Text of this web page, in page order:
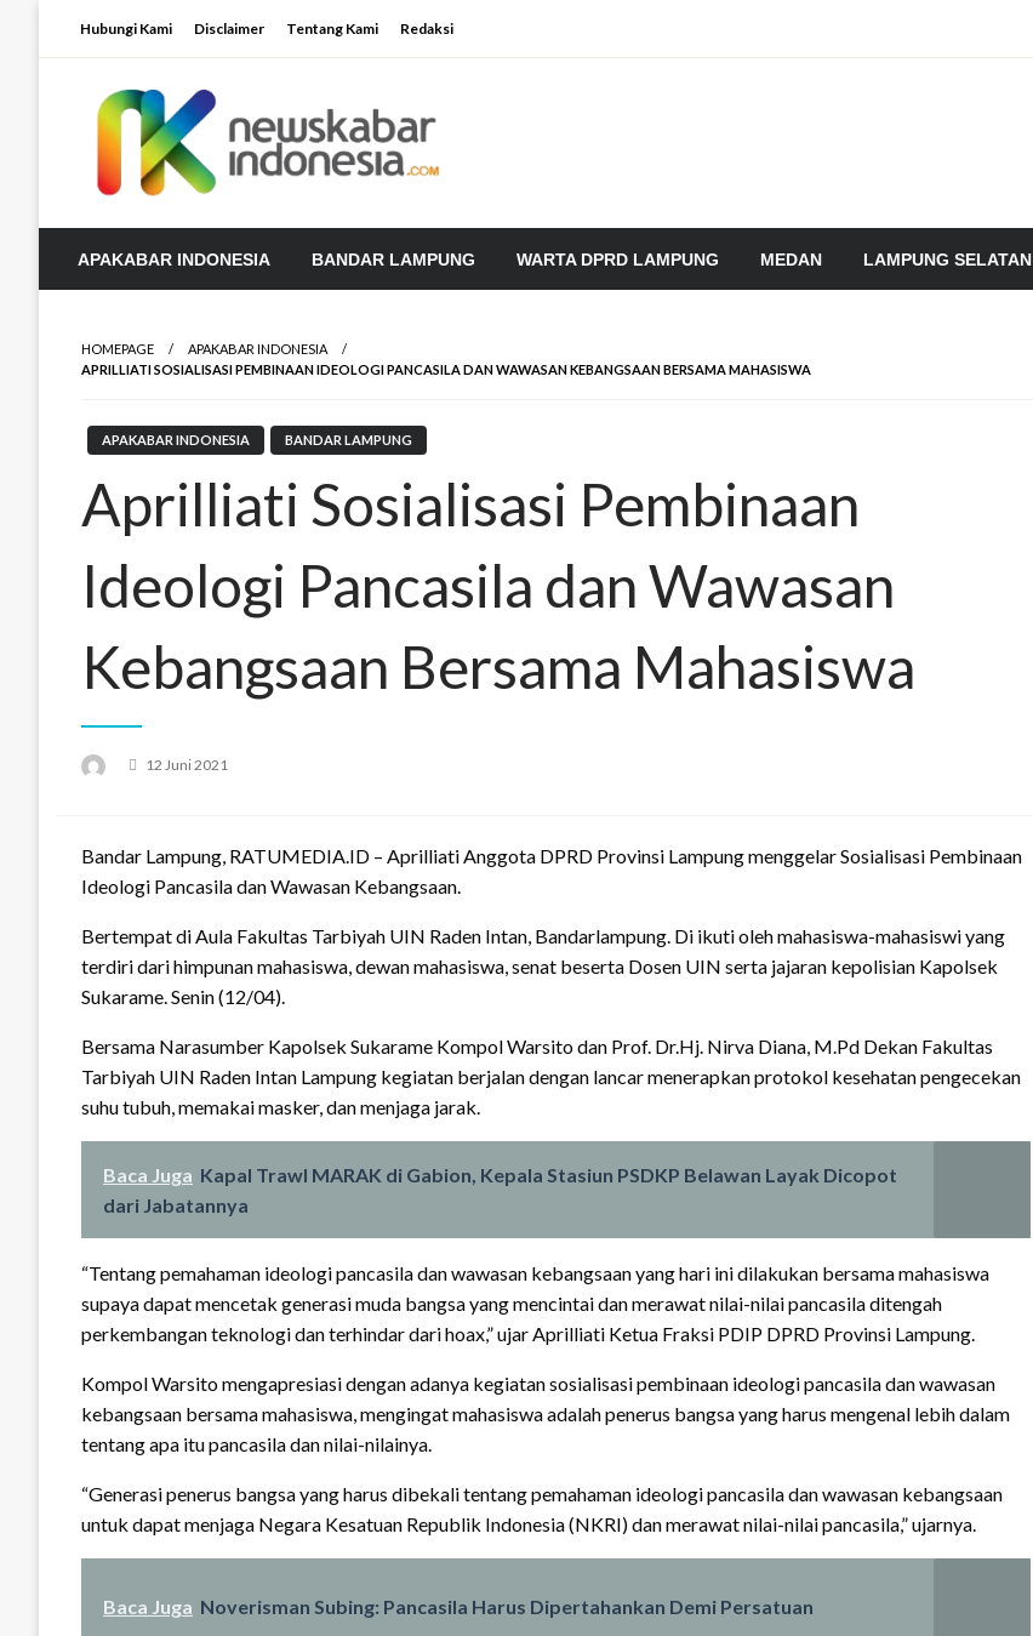
Hubungi Kami Disclaimer Tentang Kami Redaksi
APAKABAR INDONESIA BANDAR LAMPUNG WARTA DPRD LAMPUNG MEDAN LAMPUNG SELATAN
HOMEPAGE
APAKABAR INDONESIA
APRILLIATI SOSIALISASI PEMBINAAN IDEOLOGI PANCASILA DAN WAWASAN KEBANGSAAN BERSAMA MAHASISWA
APAKABAR INDONESIA BANDAR LAMPUNG
Aprilliati Sosialisasi Pembinaan
Ideologi Pancasila dan Wawasan
Kebangsaan Bersama Mahasiswa
Posted
12 Juni 2021
Bandar Lampung, RATUMEDIA.ID – Aprilliati Anggota DPRD Provinsi Lampung menggelar Sosialisasi Pembinaan
Ideologi Pancasila dan Wawasan Kebangsaan.
Bertempat di Aula Fakultas Tarbiyah UIN Raden Intan, Bandarlampung. Di ikuti oleh mahasiswa-mahasiswi yang
terdiri dari himpunan mahasiswa, dewan mahasiswa, senat beserta Dosen UIN serta jajaran kepolisian Kapolsek
Sukarame. Senin (12/04).
Bersama Narasumber Kapolsek Sukarame Kompol Warsito dan Prof. Dr.Hj. Nirva Diana, M.Pd Dekan Fakultas
Tarbiyah UIN Raden Intan Lampung kegiatan berjalan dengan lancar menerapkan protokol kesehatan pengecekan
suhu tubuh, memakai masker, dan menjaga jarak.
Baca Juga Kapal Trawl MARAK di Gabion, Kepala Stasiun PSDKP Belawan Layak Dicopot
dari Jabatannya
“Tentang pemahaman ideologi pancasila dan wawasan kebangsaan yang hari ini dilakukan bersama mahasiswa
supaya dapat mencetak generasi muda bangsa yang mencintai dan merawat nilai-nilai pancasila ditengah
perkembangan teknologi dan terhindar dari hoax,” ujar Aprilliati Ketua Fraksi PDIP DPRD Provinsi Lampung.
Kompol Warsito mengapresiasi dengan adanya kegiatan sosialisasi pembinaan ideologi pancasila dan wawasan
kebangsaan bersama mahasiswa, mengingat mahasiswa adalah penerus bangsa yang harus mengenal lebih dalam
tentang apa itu pancasila dan nilai-nilainya.
“Generasi penerus bangsa yang harus dibekali tentang pemahaman ideologi pancasila dan wawasan kebangsaan
untuk dapat menjaga Negara Kesatuan Republik Indonesia (NKRI) dan merawat nilai-nilai pancasila,” ujarnya.
Baca Juga Noverisman Subing: Pancasila Harus Dipertahankan Demi Persatuan